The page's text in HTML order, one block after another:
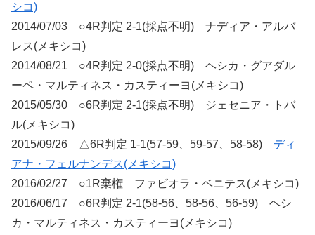
シコ)
2014/07/03 ○4R判定 2-1(採点不明) ナディア・アルバ
レス(メキシコ)
2014/08/21 ○4R判定 2-0(採点不明) ヘシカ・グアダル
ーペ・マルティネス・カスティーヨ(メキシコ)
2015/05/30 ○6R判定 2-1(採点不明) ジェセニア・トバ
ル(メキシコ)
2015/09/26 △6R判定 1-1(57-59、59-57、58-58) ディ
アナ・フェルナンデス(メキシコ)
2016/02/27 ○1R棄権 ファビオラ・ベニテス(メキシコ)
2016/06/17 ○6R判定 2-1(58-56、58-56、56-59) ヘシ
カ・マルティネス・カスティーヨ(メキシコ)